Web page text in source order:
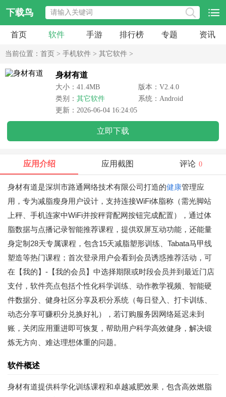
下载鸟
首页 软件 手游 排行榜 专题 资讯
当前位置： 首页 > 手机软件 > 其它软件 >
身材有道
大小：41.4MB
版本：V2.4.0
类别： 其它软件
系统：Android
更新：2026-06-04 16:24:05
立即下载
应用介绍 应用截图 评论 0
身材有道是深圳市路通网络技术有限公司打造的健康管理应
用，专为减脂瘦身用户设计，支持连接WiFi体脂称（需光脚站
上秤、手机连家中WiFi并按秤背配网按钮完成配置），通过体
脂数据与点播记录智能推荐课程，提供双屏互动功能，还能量
身定制28天专属课程，包含15天减脂塑形训练、Tabata马甲线
塑造等热门课程；首次登录用户会看到会员诱惑推荐活动，可
在【我的】-【我的会员】中选择期限或时段会员并到最近门店
支付，软件亮点包括个性化科学训练、动作教学视频、智能硬
件数据分、健身社区分享及积分系统（每日登入、打卡训练、
动态分享可赚积分兑换好礼），若订购服务因网络延迟未到
账，关闭应用重进即可恢复，帮助用户科学高效健身，解决锻
炼无方向、难达理想体重的问题。
软件概述
身材有道提供科学化训练课程和卓越减肥效果，包含高效燃脂